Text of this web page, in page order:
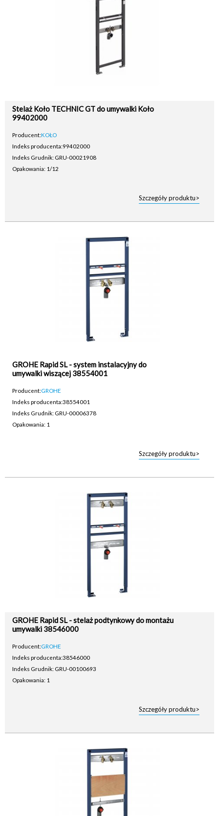
Stelaż Koło TECHNIC GT do umywalki Koło
99402000
Producent:KOŁO
Indeks producenta:99402000
Indeks Grudnik: GRU-00021908
Opakowania: 1/12
Szczegóły produktu>
GROHE Rapid SL - system instalacyjny do
umywalki wiszącej 38554001
Producent:GROHE
Indeks producenta:38554001
Indeks Grudnik: GRU-00006378
Opakowania: 1
Szczegóły produktu>
GROHE Rapid SL - stelaż podtynkowy do montażu
umywalki 38546000
Producent:GROHE
Indeks producenta:38546000
Indeks Grudnik: GRU-00100693
Opakowania: 1
Szczegóły produktu>